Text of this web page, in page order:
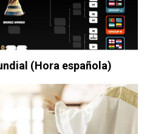
(Hora española)